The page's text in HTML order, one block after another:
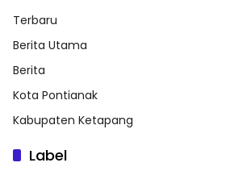
Terbaru
Berita Utama
Berita
Kota Pontianak
Kabupaten Ketapang
Label